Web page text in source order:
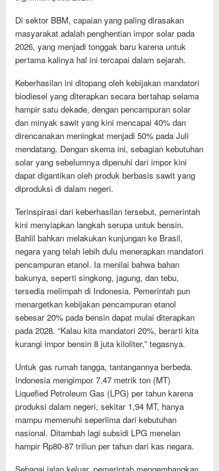
Di sektor BBM, capaian yang paling dirasakan
masyarakat adalah penghentian impor solar pada
2026, yang menjadi tonggak baru karena untuk
pertama kalinya hal ini tercapai dalam sejarah.
Keberhasilan ini ditopang oleh kebijakan mandatori
biodiesel yang diterapkan secara bertahap selama
hampir satu dekade, dengan pencampuran solar
dan minyak sawit yang kini mencapai 40% dan
direncanakan meningkat menjadi 50% pada Juli
mendatang. Dengan skema ini, sebagian kebutuhan
solar yang sebelumnya dipenuhi dari impor kini
dapat digantikan oleh produk berbasis sawit yang
diproduksi di dalam negeri.
Terinspirasi dari keberhasilan tersebut, pemerintah
kini menyiapkan langkah serupa untuk bensin.
Bahlil bahkan melakukan kunjungan ke Brasil,
negara yang telah lebih dulu menerapkan mandatori
pencampuran etanol. Ia menilai bahwa bahan
bakunya, seperti singkong, jagung, dan tebu,
tersedia melimpah di Indonesia. Pemerintah pun
menargetkan kebijakan pencampuran etanol
sebesar 20% pada bensin dapat mulai diterapkan
pada 2028. “Kalau kita mandatori 20%, berarti kita
kurangi impor bensin 8 juta kiloliter,” tegasnya.
Untuk gas rumah tangga, tantangannya berbeda.
Indonesia mengimpor 7,47 metrik ton (MT)
Liquefied Petroleum Gas (LPG) per tahun karena
produksi dalam negeri, sekitar 1,94 MT, hanya
mampu memenuhi seperlima dari kebutuhan
nasional. Ditambah lagi subsidi LPG menelan
hampir Rp80-87 triliun per tahun dari kas negara.